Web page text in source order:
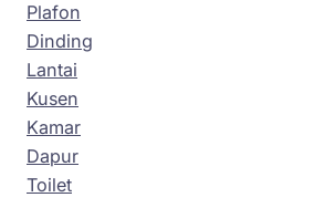
Plafon
Dinding
Lantai
Kusen
Kamar
Dapur
Toilet